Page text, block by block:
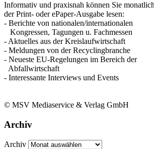
Informativ und praxisnah können Sie
der Print- oder ePaper-Ausgabe lesen:
- Berichte von nationalen/internationalen
Kongressen, Tagungen u. Fachmessen
- Aktuelles aus der Kreislaufwirtschaft
- Meldungen von der Recyclingbranche
- Neueste EU-Regelungen im Bereich der
Abfallwirtschaft
- Interessante Interviews und Events
© MSV Mediaservice & Verlag GmbH
Archiv
Archiv